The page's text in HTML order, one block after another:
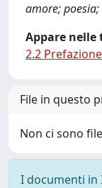
amore;
Appare nelle
2.2
File in questo
Non ci sono
I documenti in